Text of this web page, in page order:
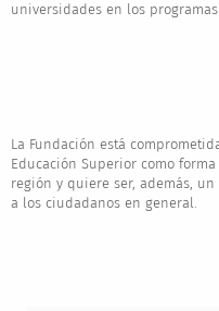
universidades en los
La Fundación está
Educación Superior como
región y quiere ser, además,
a los ciudadanos en general.